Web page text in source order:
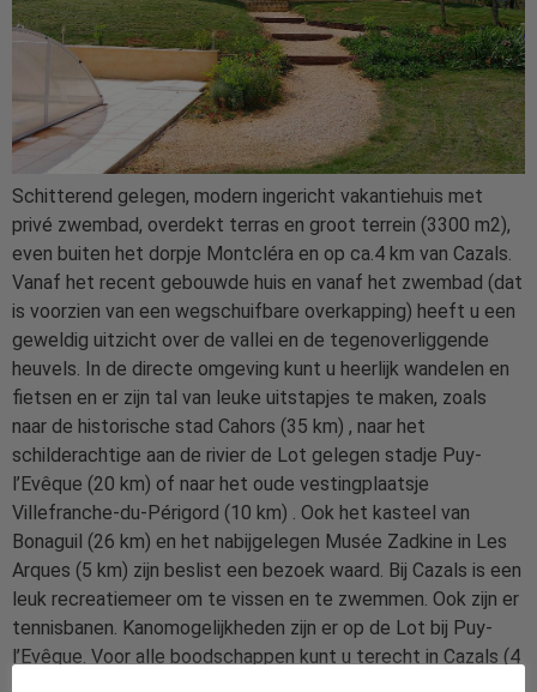
Schitterend gelegen, modern ingericht vakantiehuis met
privé zwembad, overdekt terras en groot terrein (3300 m2),
even buiten het dorpje Montcléra en op ca.4 km van Cazals.
Vanaf het recent gebouwde huis en vanaf het zwembad (dat
is voorzien van een wegschuifbare overkapping) heeft u een
geweldig uitzicht over de vallei en de tegenoverliggende
heuvels. In de directe omgeving kunt u heerlijk wandelen en
fietsen en er zijn tal van leuke uitstapjes te maken, zoals
naar de historische stad Cahors (35 km) , naar het
schilderachtige aan de rivier de Lot gelegen stadje Puy-
l’Evêque (20 km) of naar het oude vestingplaatsje
Villefranche-du-Périgord (10 km) . Ook het kasteel van
Bonaguil (26 km) en het nabijgelegen Musée Zadkine in Les
Arques (5 km) zijn beslist een bezoek waard. Bij Cazals is een
leuk recreatiemeer om te vissen en te zwemmen. Ook zijn er
tennisbanen. Kanomogelijkheden zijn er op de Lot bij Puy-
l’Evêque. Voor alle boodschappen kunt u terecht in Cazals (4